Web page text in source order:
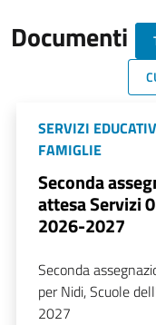
Documenti
SERVIZI
FAMIGLIE
Seconda
attesa Servizi
2026-2027
Seconda
per Nidi, Scuole
2027